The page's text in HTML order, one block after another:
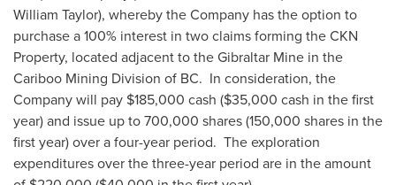
William Taylor), whereby the Company has the option to
purchase a 100% interest in two claims forming the CKN
Property, located adjacent to the Gibraltar Mine in the
Cariboo Mining Division of BC. In consideration, the
Company will pay $185,000 cash ($35,000 cash in the first
year) and issue up to 700,000 shares (150,000 shares in the
first year) over a four-year period. The exploration
expenditures over the three-year period are in the amount